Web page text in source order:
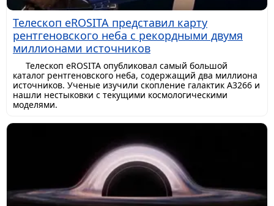
Телескоп eROSITA представил карту
рентгеновского неба с рекордными двумя
миллионами источников
Телескоп eROSITA опубликовал самый большой
каталог рентгеновского неба, содержащий два миллиона
источников. Ученые изучили скопление галактик A3266 и
нашли нестыковки с текущими космологическими
моделями.